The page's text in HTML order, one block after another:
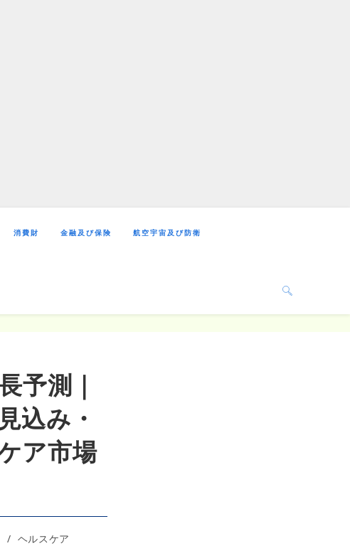
消費財 金融及び保険 航空宇宙及び防衛
予測｜
込み・
ア市場
/ ヘルスケア